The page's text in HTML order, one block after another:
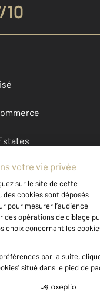
/10